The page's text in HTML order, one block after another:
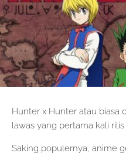
Hunter x Hunter atau biasa
lawas yang pertama kali
Saking populernya, anime